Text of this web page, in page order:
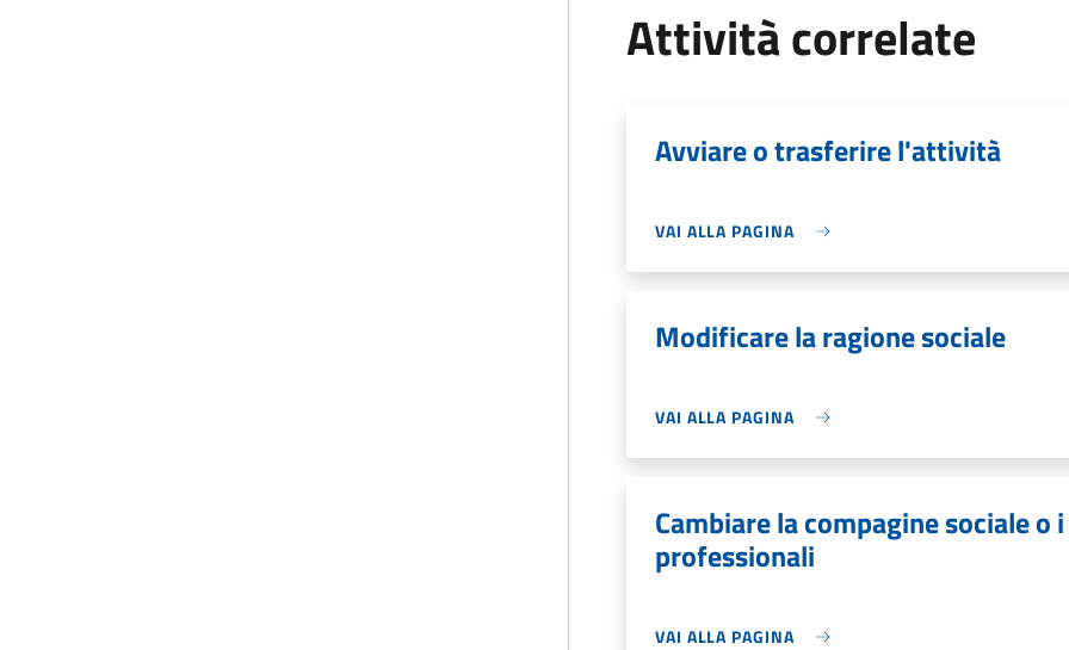
Attività correlate
Avviare o trasferire l'attività
VAI ALLA PAGINA
Modificare la ragione sociale
VAI ALLA PAGINA
Cambiare la compagine sociale
professionali
VAI ALLA PAGINA